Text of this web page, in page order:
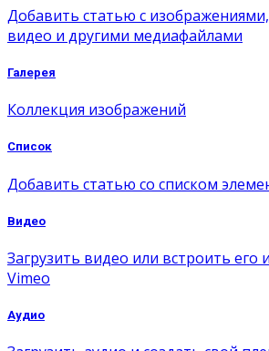
Добавить статью с
видео и другими медиафайлами
Галерея
Коллекция изображений
Список
Добавить статью со списком
Видео
Загрузить видео или встроить его
Vimeo
Аудио